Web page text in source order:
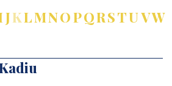
JKLMNOPQRSTUVW